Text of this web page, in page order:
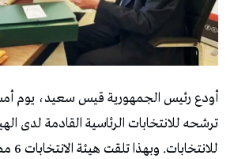
أودع رئيس الجمهورية قيس سعيد، يوم
ترشحه للانتخابات الرئاسية القادمة لدى